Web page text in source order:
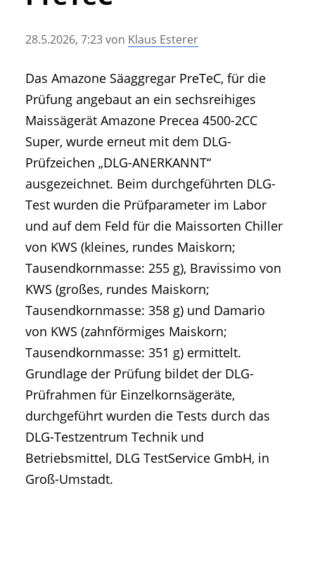
• Messen und Veranstaltungen
• Agritechnica Neuheiten Archiv
• Artikel nach Hersteller/Marke
28.5.2026, 7:23von Klaus Esterer
Das Amazone Säaggregar PreTeC, für die
Prüfung angebaut an ein sechsreihiges
Maissägerät Amazone Precea 4500-2CC
Super, wurde erneut mit dem DLG-
Prüfzeichen „DLG-ANERKANNT“
ausgezeichnet. Beim durchgeführten DLG-
Test wurden die Prüfparameter im Labor
und auf dem Feld für die Maissorten Chiller
von KWS (kleines, rundes Maiskorn;
Tausendkornmasse: 255 g), Bravissimo von
KWS (großes, rundes Maiskorn;
Tausendkornmasse: 358 g) und Damario
von KWS (zahnförmiges Maiskorn;
Tausendkornmasse: 351 g) ermittelt.
Grundlage der Prüfung bildet der DLG-
Prüfrahmen für Einzelkornsägeräte,
durchgeführt wurden die Tests durch das
DLG-Testzentrum Technik und
Betriebsmittel, DLG TestService GmbH, in
Groß-Umstadt.